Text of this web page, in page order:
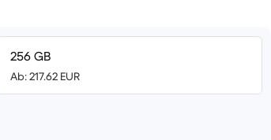
256 GB
Ab: 217.62 EUR